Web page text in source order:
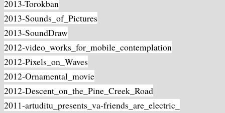
2013-Torokban
2013-Sounds_of_Pictures
2013-SoundDraw
2012-video_works_for_mobile_contemplation
2012-Pixels_on_Waves
2012-Ornamental_movie
2012-Descent_on_the_Pine_Creek_Road
2011-artuditu_presents_va-friends_are_electric_